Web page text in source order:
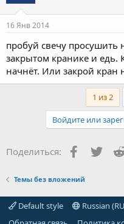
16 Янв 2014
пробуй свечу просушить
закрытом кранике и едь.
начнёт. Или закрой кран
1 из 2
Войдите или
Поделиться: Facebook
Темы без вложений
Default style
Russian